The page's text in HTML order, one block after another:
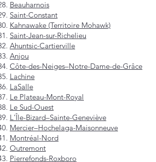
Beauharnois
Saint-Constant
Kahnawake (Territoire Mohawk)
Saint-Jean-sur-Richelieu
Ahuntsic-Cartierville
Anjou
Côte-des-Neiges–Notre-Dame-de-Grâce
Lachine
LaSalle
Le Plateau-Mont-Royal
Le Sud-Ouest
L'Île-Bizard–Sainte-Geneviève
Mercier–Hochelaga-Maisonneuve
Montréal-Nord
Outremont
Pierrefonds-Roxboro